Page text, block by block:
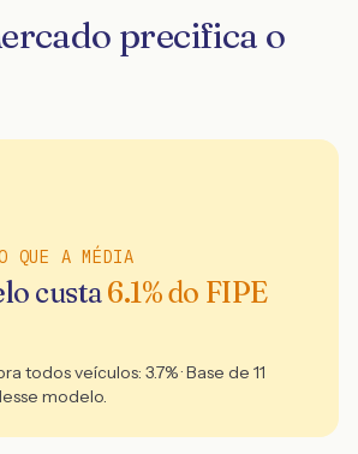
precifica o
QUE A MÉDIA
custa6.1% do FIPE
todos veículos: 3.7% · Base de 11
modelo.